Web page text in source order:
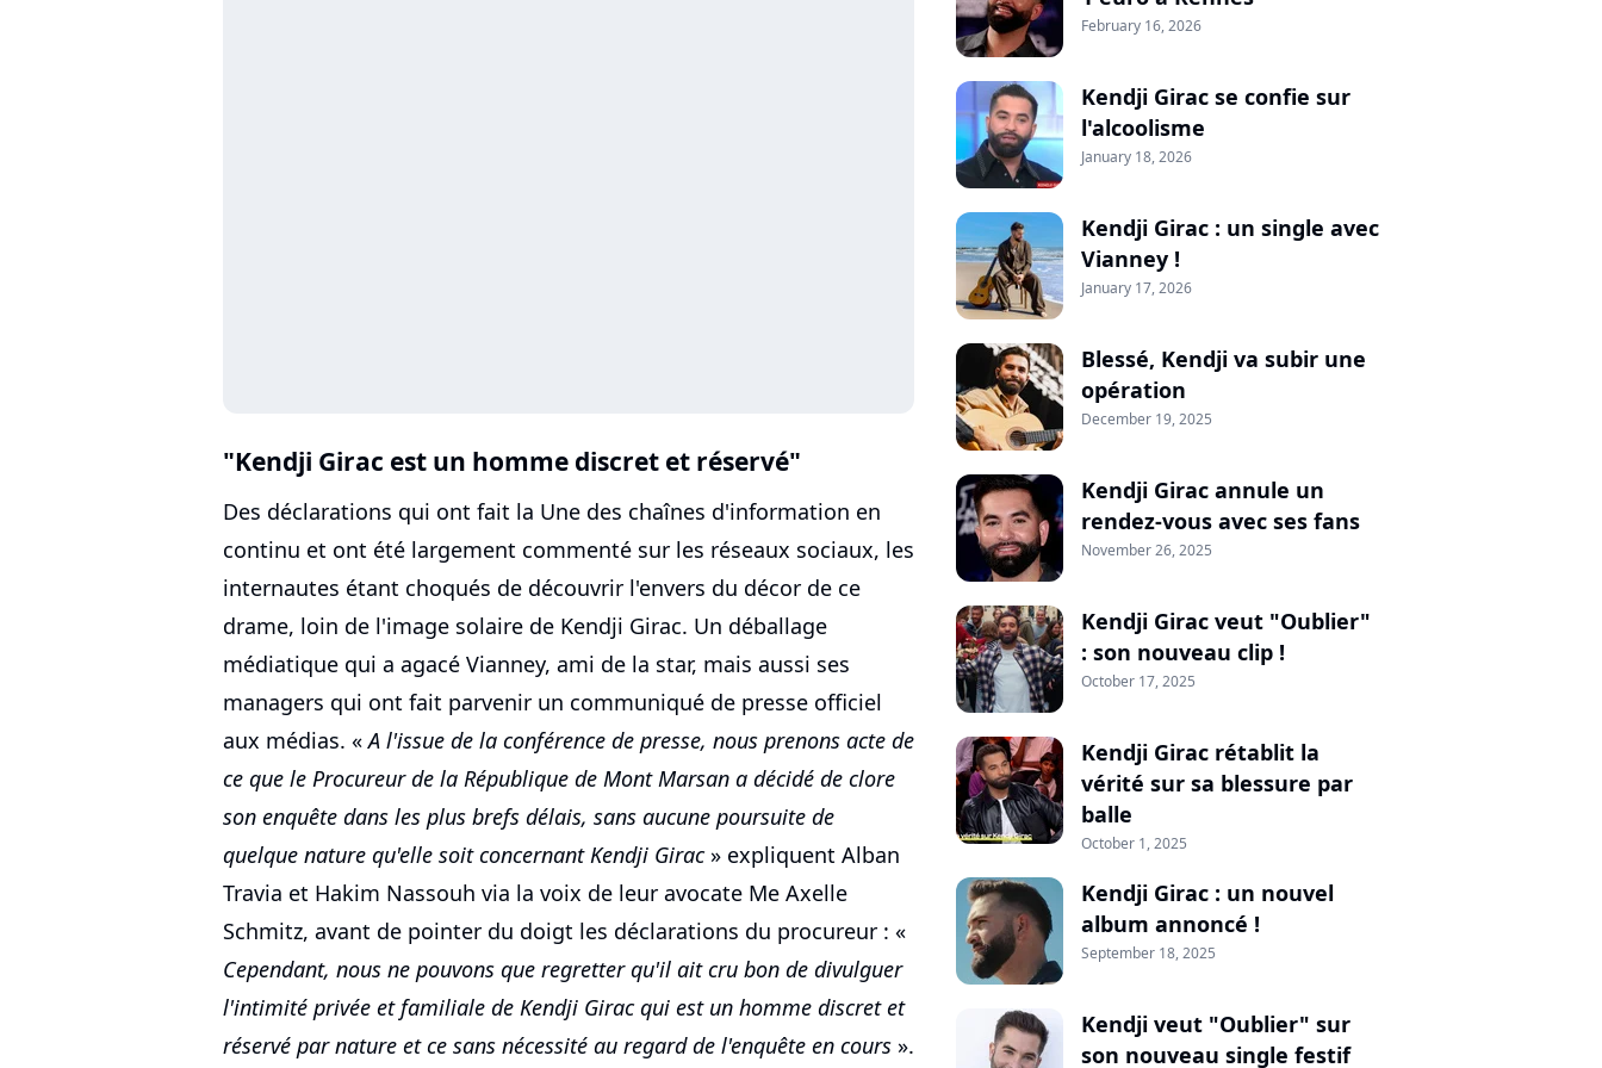
"Kendji Girac est un homme discret et réservé"
Des déclarations qui ont fait la Une des chaînes d'information en
continu et ont été largement commenté sur les réseaux sociaux, les
internautes étant choqués de découvrir l'envers du décor de ce
drame, loin de l'image solaire de Kendji Girac. Un déballage
médiatique qui a agacé Vianney, ami de la star, mais aussi ses
managers qui ont fait parvenir un communiqué de presse officiel
aux médias. «A l'issue de la conférence de presse, nous prenons acte de
ce que le Procureur de la République de Mont Marsan a décidé de clore
son enquête dans les plus brefs délais, sans aucune poursuite de
quelque nature qu'elle soit concernant Kendji Girac» expliquent Alban
Travia et Hakim Nassouh via la voix de leur avocate Me Axelle
Schmitz, avant de pointer du doigt les déclarations du procureur : «
Cependant, nous ne pouvons que regretter qu'il ait cru bon de divulguer
l'intimité privée et familiale de Kendji Girac qui est un homme discret et
réservé par nature et ce sans nécessité au regard de l'enquête en cours ».
February 16, 2026
Kendji Girac se confie sur
l'alcoolisme
January 18, 2026
Kendji Girac : un single avec
Vianney !
January 17, 2026
Blessé, Kendji va subir une
opération
December 19, 2025
Kendji Girac annule un
rendez-vous avec ses fans
November 26, 2025
Kendji Girac veut "Oublier"
: son nouveau clip !
October 17, 2025
Kendji Girac rétablit la
vérité sur sa blessure par
balle
October 1, 2025
Kendji Girac : un nouvel
album annoncé !
September 18, 2025
Kendji veut "Oublier" sur
son nouveau single festif